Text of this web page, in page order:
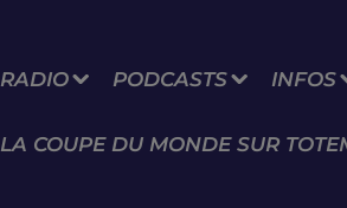
RADIO PODCASTS INFOS
LA COUPE DU MONDE SUR